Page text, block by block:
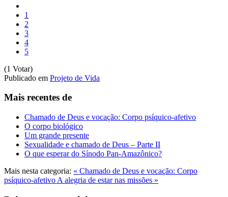
1
2
3
4
5
(1 Votar)
Publicado em Projeto de Vida
Mais recentes de
Chamado de Deus e vocação: Corpo psíquico-afetivo
O corpo biológico
Um grande presente
Sexualidade e chamado de Deus – Parte II
O que esperar do Sínodo Pan-Amazônico?
Mais nesta categoria: « Chamado de Deus e vocação: Corpo
psíquico-afetivo A alegria de estar nas missões »